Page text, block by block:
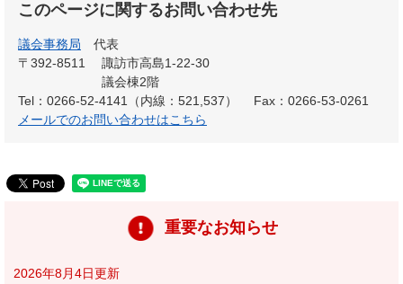
このページに関するお問い合わせ先
議会事務局
代表
〒392-8511
諏訪市高島1-22-30
議会棟2階
Tel：0266-52-4141（内線：521,537）
Fax：0266-53-0261
メールでのお問い合わせはこちら
重要なお知らせ
2026年8月4日更新